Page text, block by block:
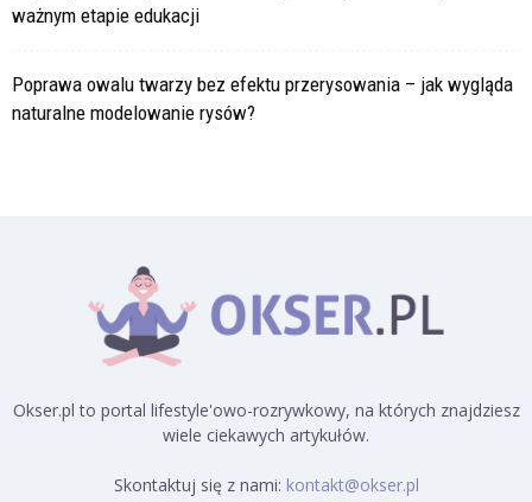
ważnym etapie edukacji
Poprawa owalu twarzy bez efektu przerysowania – jak wygląda
naturalne modelowanie rysów?
Okser.pl to portal lifestyle'owo-rozrywkowy, na których znajdziesz
wiele ciekawych artykułów.
Skontaktuj się z nami: kontakt@okser.pl